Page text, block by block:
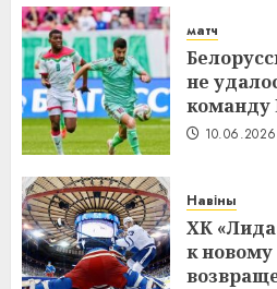
матч
не
команду
10.06.2026
Навіны
ХК
к новому